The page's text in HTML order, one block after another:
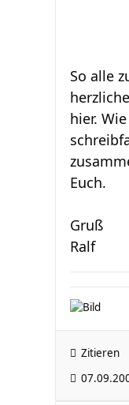
So alle
hier.
Euch.
Gruß
Ralf
Zitieren